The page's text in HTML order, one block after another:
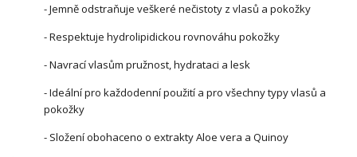
- Jemně odstraňuje veškeré nečistoty z vlasů a pokožky
- Respektuje hydrolipidickou rovnováhu pokožky
- Navrací vlasům pružnost, hydrataci a lesk
- Ideální pro každodenní použití a pro všechny typy vlasů a
pokožky
- Složení obohaceno o extrakty Aloe vera a Quinoy